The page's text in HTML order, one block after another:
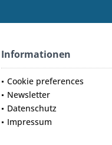
Informationen
Cookie preferences
Newsletter
Datenschutz
Impressum